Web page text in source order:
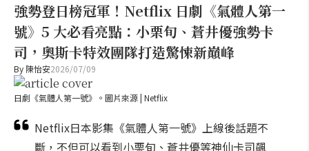
強勢登日榜冠軍！Netflix 日劇《氣體人第一
號》5 大必看亮點：小栗旬、蒼井優強勢卡
司，奧斯卡特效團隊打造驚悚新巔峰
By 陳怡安2026/07/09
日劇《氣體人第一號》。圖片來源 | Netflix
Netflix日本影集《氣體人第一號》上線後話題不
斷，不但可以看到小栗旬、蒼井優等神仙卡司飆